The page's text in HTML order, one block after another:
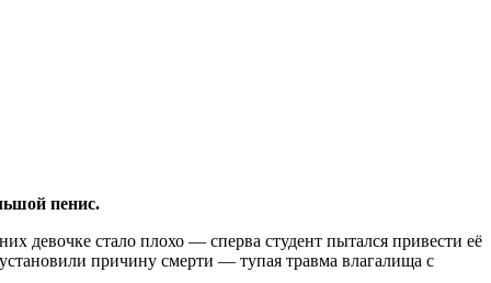
пенис.
девочке стало плохо — сперва студент пытался привести её
причину смерти — тупая травма влагалища с